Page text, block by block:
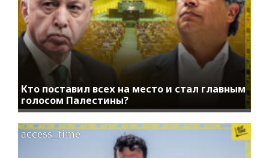
Кто поставил всех на место и стал главным
голосом Палестины?
access_time